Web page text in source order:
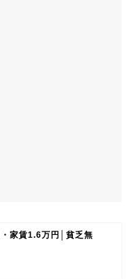
家賃1.6万円│貧乏無